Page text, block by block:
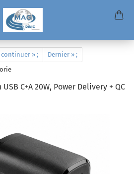
continuer » ;
Dernier » ;
C+A 20W, Power Delivery + QC